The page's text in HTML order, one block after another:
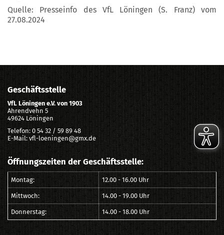
Quelle: Presseinfo des VfL Löningen (S. Franz) vom
27.08.2024
Geschäftsstelle
VfL Löningen e.V. von 1903
Ahrendvehn 5
49624 Löningen
Telefon: 0 54 32 / 59 89 48
E-Mail: vfl-loeningen@gmx.de
Öffnungszeiten der Geschäftsstelle:
Montag: 12.00 - 16.00 Uhr
Mittwoch: 14.00 - 19.00 Uhr
Donnerstag: 14.00 - 18.00 Uhr